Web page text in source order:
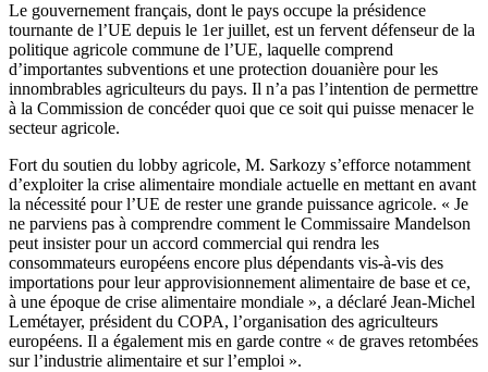
Le gouvernement français, dont le pays occupe la présidence
tournante de l’UE depuis le 1er juillet, est un fervent défenseur de la
politique agricole commune de l’UE, laquelle comprend
d’importantes subventions et une protection douanière pour les
innombrables agriculteurs du pays. Il n’a pas l’intention de permettre
à la Commission de concéder quoi que ce soit qui puisse menacer le
secteur agricole.
Fort du soutien du lobby agricole, M. Sarkozy s’efforce notamment
d’exploiter la crise alimentaire mondiale actuelle en mettant en avant
la nécessité pour l’UE de rester une grande puissance agricole. « Je
ne parviens pas à comprendre comment le Commissaire Mandelson
peut insister pour un accord commercial qui rendra les
consommateurs européens encore plus dépendants vis-à-vis des
importations pour leur approvisionnement alimentaire de base et ce,
à une époque de crise alimentaire mondiale », a déclaré Jean-Michel
Lemétayer, président du COPA, l’organisation des agriculteurs
européens. Il a également mis en garde contre « de graves retombées
sur l’industrie alimentaire et sur l’emploi ».